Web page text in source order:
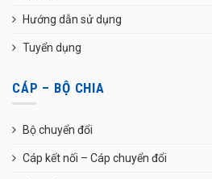
Hướng dẫn sử dụng
Tuyển dụng
CÁP – BỘ CHIA
Bộ chuyển đổi
Cáp kết nối – Cáp chuyển đổi